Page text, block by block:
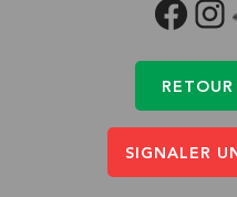
SIGNALER